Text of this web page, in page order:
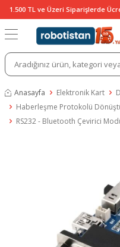
1.500 TL ve Üzeri Siparişlerde
Anasayfa Elektronik Kart
Haberleşme Protokolü
RS232 - Bluetooth Çevirici